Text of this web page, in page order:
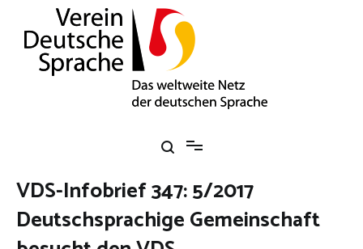
springen
VDS-Infobrief 347: 5/2017
Deutschsprachige Gemeinschaft